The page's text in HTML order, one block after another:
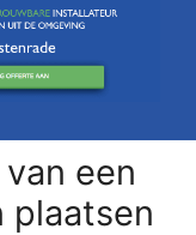
een
plaatsen